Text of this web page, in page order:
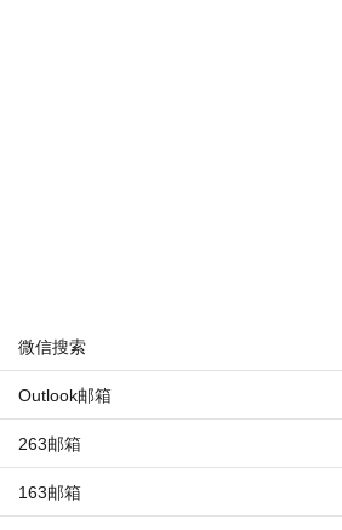
微信搜索
Outlook邮箱
263邮箱
163邮箱